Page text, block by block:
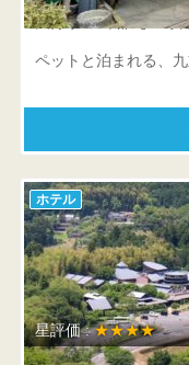
大分県 玖珠郡九重町
ペットと泊まれる、
ホテル
星評価 :★★★★